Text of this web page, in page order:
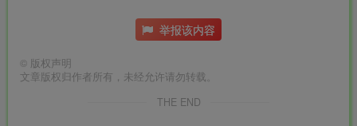
举报该内容
© 版权声明
文章版权归作者所有，未经允许请勿转载。
THE END